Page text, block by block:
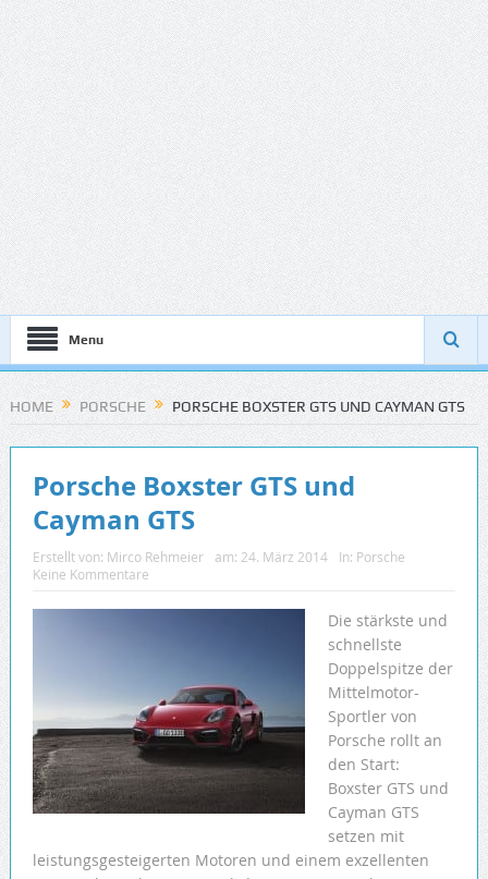
Menu
HOME PORSCHE PORSCHE BOXSTER GTS UND CAYMAN GTS
Porsche Boxster GTS und
Cayman GTS
Erstellt von: Mirco Rehmeier am: 24. März 2014 In: Porsche
Keine Kommentare
Die stärkste und
schnellste
Doppelspitze der
Mittelmotor-
Sportler von
Porsche rollt an
den Start:
Boxster GTS und
Cayman GTS
setzen mit
leistungsgesteigerten Motoren und einem exzellenten